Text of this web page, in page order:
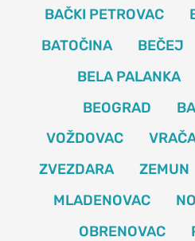
BAČKI PETROVAC
BATOČINA
BEČEJ
BELA PALANKA
BEOGRAD
VOŽDOVAC
ZVEZDARA
ZEMUN
MLADENOVAC
OBRENOVAC